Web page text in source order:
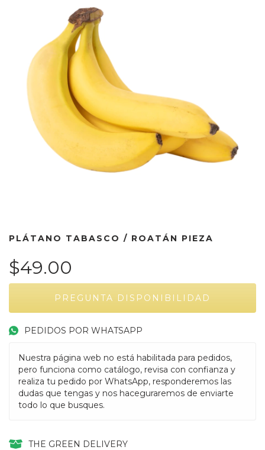
PLÁTANO TABASCO / ROATÁN PIEZA
$49.00
PEDIDOS POR WHATSAPP
Nuestra página web no está habilitada para pedidos,
pero funciona como catálogo, revisa con confianza y
realiza tu pedido por WhatsApp, responderemos las
dudas que tengas y nos haceguraremos de enviarte
todo lo que busques.
THE GREEN DELIVERY